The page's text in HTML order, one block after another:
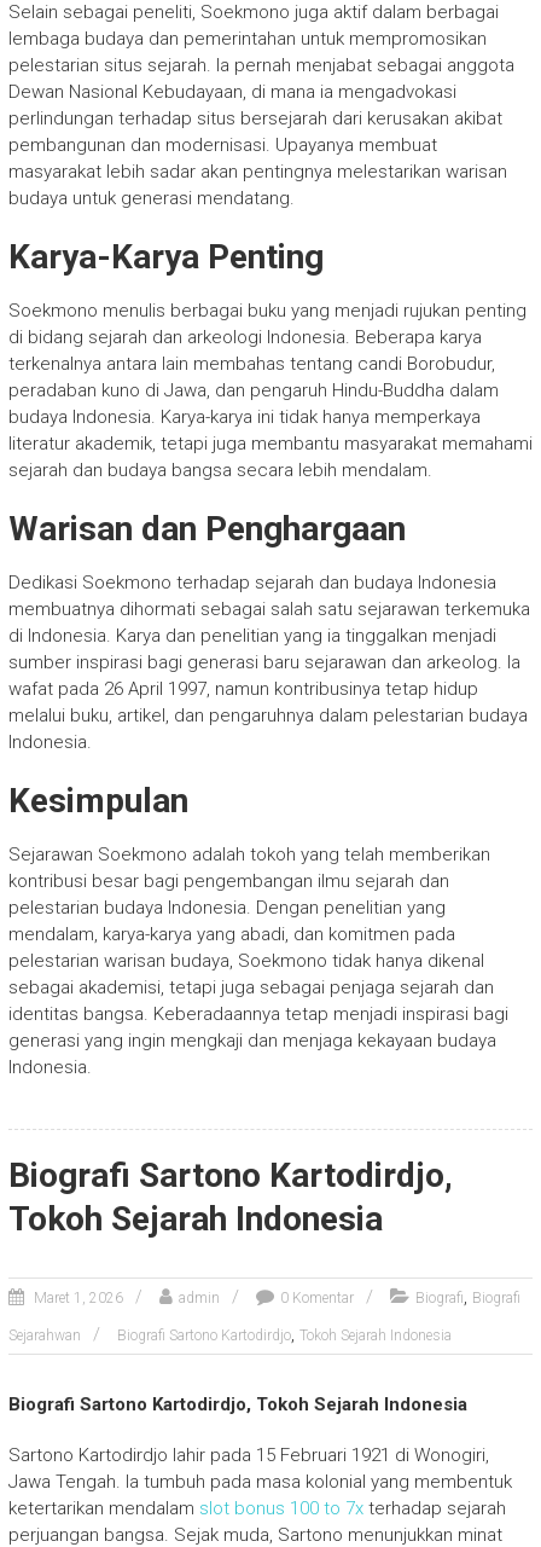
Selain sebagai peneliti, Soekmono juga aktif dalam berbagai
lembaga budaya dan pemerintahan untuk mempromosikan
pelestarian situs sejarah. Ia pernah menjabat sebagai anggota
Dewan Nasional Kebudayaan, di mana ia mengadvokasi
perlindungan terhadap situs bersejarah dari kerusakan akibat
pembangunan dan modernisasi. Upayanya membuat
masyarakat lebih sadar akan pentingnya melestarikan warisan
budaya untuk generasi mendatang.
Karya-Karya Penting
Soekmono menulis berbagai buku yang menjadi rujukan penting
di bidang sejarah dan arkeologi Indonesia. Beberapa karya
terkenalnya antara lain membahas tentang candi Borobudur,
peradaban kuno di Jawa, dan pengaruh Hindu-Buddha dalam
budaya Indonesia. Karya-karya ini tidak hanya memperkaya
literatur akademik, tetapi juga membantu masyarakat memahami
sejarah dan budaya bangsa secara lebih mendalam.
Warisan dan Penghargaan
Dedikasi Soekmono terhadap sejarah dan budaya Indonesia
membuatnya dihormati sebagai salah satu sejarawan terkemuka
di Indonesia. Karya dan penelitian yang ia tinggalkan menjadi
sumber inspirasi bagi generasi baru sejarawan dan arkeolog. Ia
wafat pada 26 April 1997, namun kontribusinya tetap hidup
melalui buku, artikel, dan pengaruhnya dalam pelestarian budaya
Indonesia.
Kesimpulan
Sejarawan Soekmono adalah tokoh yang telah memberikan
kontribusi besar bagi pengembangan ilmu sejarah dan
pelestarian budaya Indonesia. Dengan penelitian yang
mendalam, karya-karya yang abadi, dan komitmen pada
pelestarian warisan budaya, Soekmono tidak hanya dikenal
sebagai akademisi, tetapi juga sebagai penjaga sejarah dan
identitas bangsa. Keberadaannya tetap menjadi inspirasi bagi
generasi yang ingin mengkaji dan menjaga kekayaan budaya
Indonesia.
Biografi Sartono Kartodirdjo,
Tokoh Sejarah Indonesia
Maret 1, 2026 admin 0 Komentar Biografi, Biografi
Sejarahwan Biografi Sartono Kartodirdjo, Tokoh Sejarah Indonesia
Biografi Sartono Kartodirdjo, Tokoh Sejarah Indonesia
Sartono Kartodirdjo lahir pada 15 Februari 1921 di Wonogiri,
Jawa Tengah. Ia tumbuh pada masa kolonial yang membentuk
ketertarikan mendalam slot bonus 100 to 7xterhadap sejarah
perjuangan bangsa. Sejak muda, Sartono menunjukkan minat